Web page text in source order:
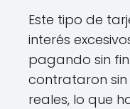
Este tipo de
interés
pagando sin
contrataron
reales, lo que